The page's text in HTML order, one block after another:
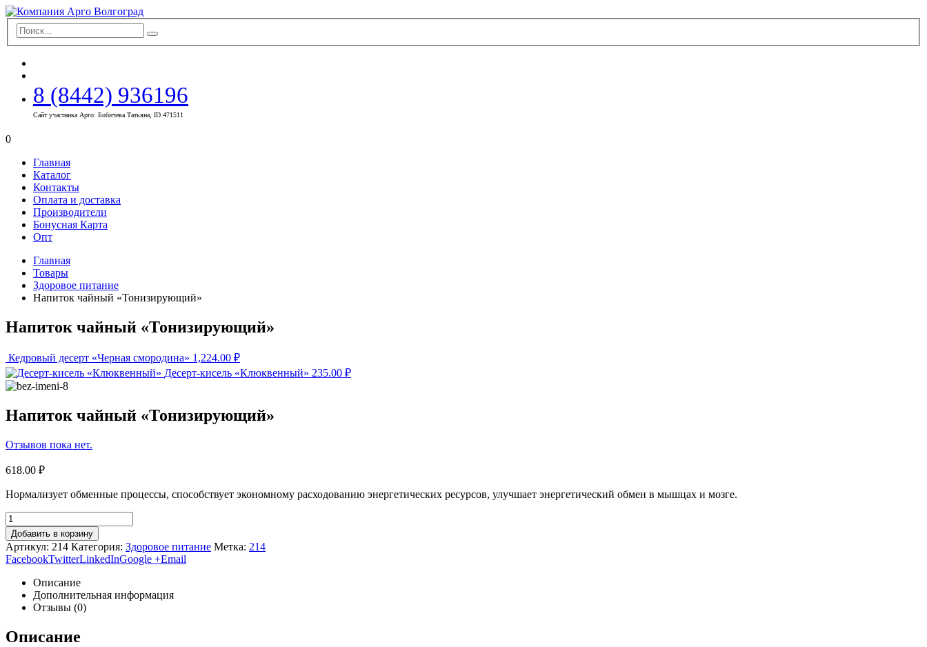
8 (8442) 936196
Сайт участника Арго: Бобичева Татьяна, ID 471511
0
Главная
Каталог
Контакты
Оплата и доставка
Производители
Бонусная Карта
Опт
Главная
Товары
Здоровое питание
Напиток чайный «Тонизирующий»
Напиток чайный «Тонизирующий»
Кедровый десерт «Черная смородина» 1,224.00 ₽
Десерт-кисель «Клюквенный» 235.00 ₽
Напиток чайный «Тонизирующий»
Отзывов пока нет.
618.00 ₽
Нормализует обменные процессы, способствует экономному расходованию энергетических ресурсов, улучшает энергетический обмен в мышцах и мозге.
Добавить в корзину
Артикул: 214 Категория: Здоровое питание Метка: 214
FacebookTwitterLinkedInGoogle +Email
Описание
Дополнительная информация
Отзывы (0)
Описание